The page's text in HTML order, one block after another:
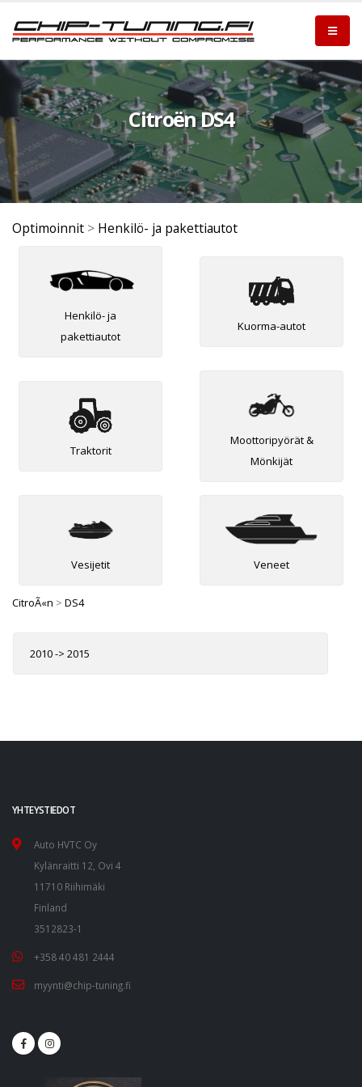
Citroën DS4
Optimoinnit > Henkilö- ja pakettiautot
Henkilö- ja
pakettiautot
Kuorma-autot
Traktorit
Moottoripyörät &
Mönkijät
Vesijetit Veneet
CitroÃ«n > DS4
2010 -> 2015
YHTEYSTIEDOT
Auto HVTC Oy
Kylänraitti 12, Ovi 4
11710 Riihimäki
Finland
3512823-1
+358 40 481 2444
myynti@chip-tuning.fi